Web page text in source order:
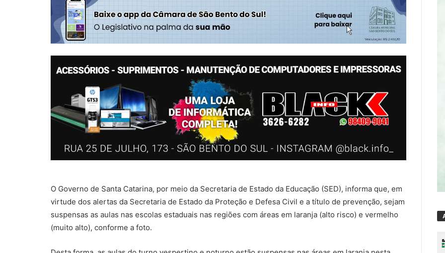
O Governo de Santa Catarina, por meio da Secretaria de Estado da Educação (SED), informa que, em
virtude dos alertas da Secretaria de Estado da Proteção e Defesa Civil e a título de prevenção, sejam
suspensas as aulas nas escolas estaduais nas regiões com áreas em laranja (alto risco) e vermelho
(muito alto), conforme a foto.